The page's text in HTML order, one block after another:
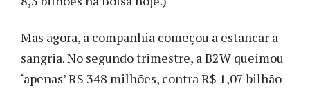
Mas agora, a companhia começou a estancar a
sangria. No segundo trimestre, a B2W queimou
‘apenas’ R$ 348 milhões, contra R$ 1,07 bilhão